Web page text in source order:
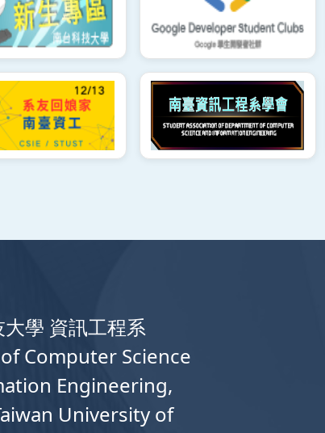
學 資訊工程系
of Computer Science
Engineering,
University of